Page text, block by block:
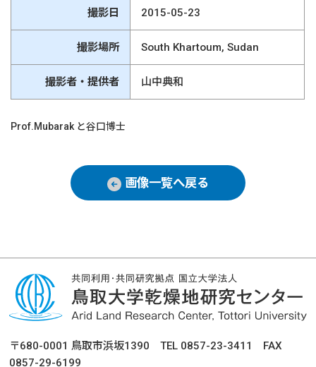
撮影日 2015-05-23
撮影場所 South Khartoum, Sudan
撮影者・提供者 山中典和
Prof.Mubarak と谷口博士
画像一覧へ戻る
〒680-0001 鳥取市浜坂1390 TEL 0857-23-3411 FAX
0857-29-6199